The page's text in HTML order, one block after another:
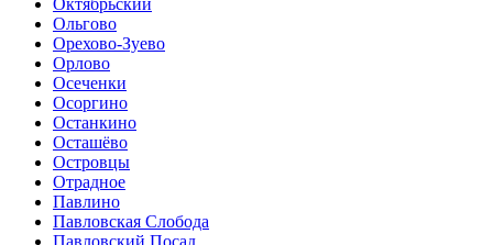
Октябрьский
Ольгово
Орехово-Зуево
Орлово
Осеченки
Осоргино
Останкино
Осташёво
Островцы
Отрадное
Павлино
Павловская Слобода